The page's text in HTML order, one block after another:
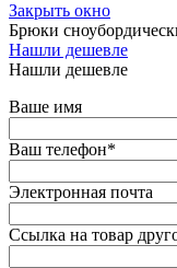
Закрыть окно
Брюки
Нашли дешевле
Нашли дешевле
Ваше имя
Ваш телефон*
Электронная почта
Ссылка на товар